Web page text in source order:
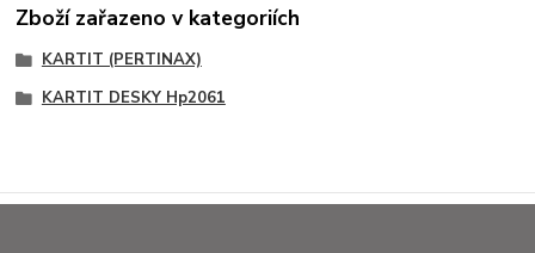
Zboží zařazeno v kategoriích
KARTIT (PERTINAX)
KARTIT DESKY Hp2061